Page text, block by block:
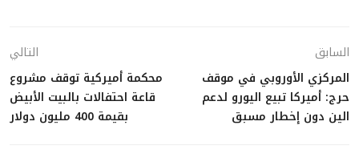
السابق
المركزي الأوروبي في موقف
حرج: أميركا تبيع اليورو لدعم
الين دون إخطار مسبق
التالي
محكمة أميركية توقف مشروع
قاعة احتفالات بالبيت الأبيض
بقيمة 400 مليون دولار